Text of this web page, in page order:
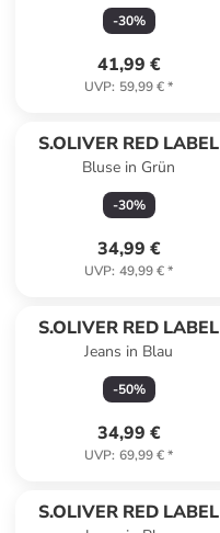
-30%
41,99 €
UVP: 59,99 €*
S.OLIVER RED LABEL
Bluse in Grün
-30%
34,99 €
UVP: 49,99 €*
S.OLIVER RED LABEL
Jeans in Blau
-50%
34,99 €
UVP: 69,99 €*
S.OLIVER RED LABEL